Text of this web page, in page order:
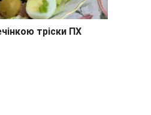
тріски ПХ